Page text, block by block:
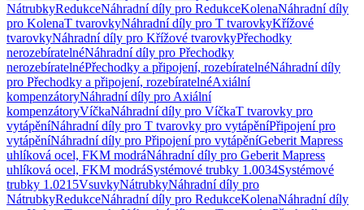
NátrubkyRedukceNáhradní díly pro RedukceKolenaNáhradní díly
pro KolenaT tvarovkyNáhradní díly pro T tvarovkyKřížové
tvarovkyNáhradní díly pro Křížové tvarovkyPřechodky
nerozebíratelnéNáhradní díly pro Přechodky
nerozebíratelnéPřechodky a připojení, rozebíratelnéNáhradní díly
pro Přechodky a připojení, rozebíratelnéAxiální
kompenzátoryNáhradní díly pro Axiální
kompenzátoryVíčkaNáhradní díly pro VíčkaT tvarovky pro
vytápěníNáhradní díly pro T tvarovky pro vytápěníPřipojení pro
vytápěníNáhradní díly pro Připojení pro vytápěníGeberit Mapress
uhlíková ocel, FKM modráNáhradní díly pro Geberit Mapress
uhlíková ocel, FKM modráSystémové trubky 1.0034Systémové
trubky 1.0215VsuvkyNátrubkyNáhradní díly pro
NátrubkyRedukceNáhradní díly pro RedukceKolenaNáhradní díly